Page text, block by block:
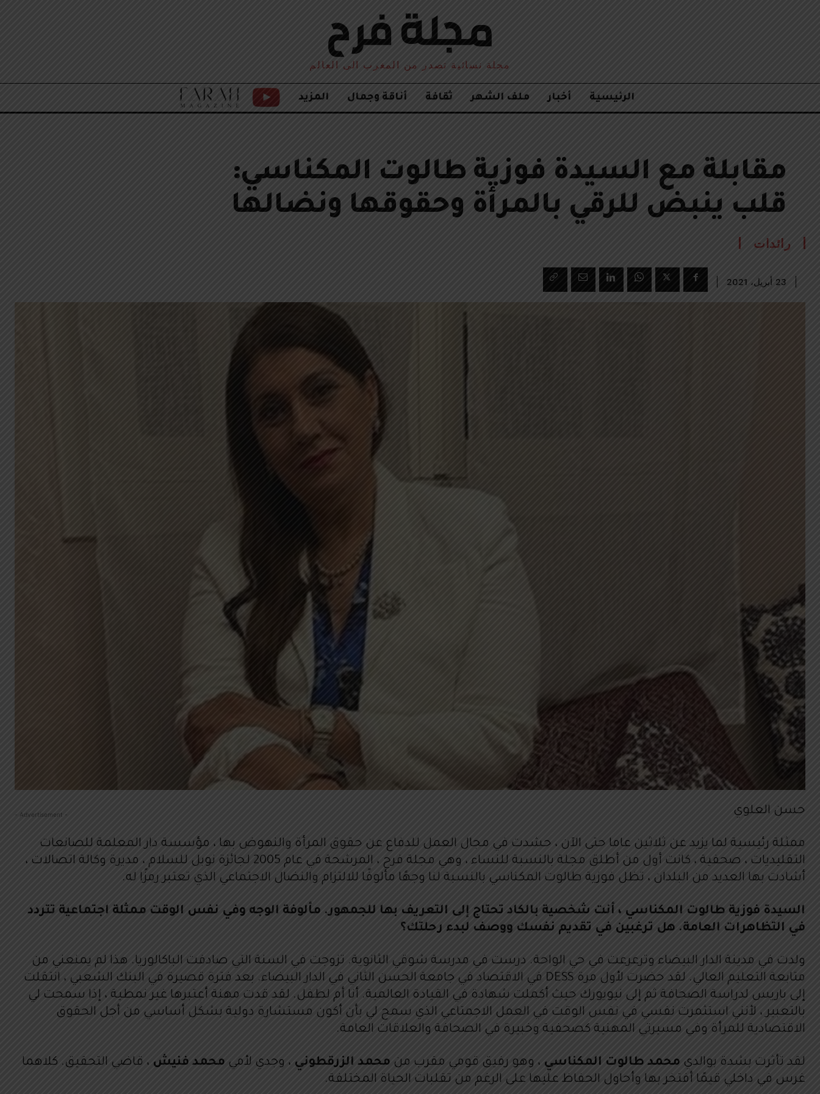
مجلة نسائية تصدر من المغرب الى العالم
الرئيسية أخبار ملف الشهر ثقافة أناقة وجمال المزيد
G
مقابلة مع السيدة فوزية طالوت المكناسي:
قلب ينبض للرقي بالمرأة وحقوقها ونضالها
رائدات
23 أبريل، 2021
- Advertisement - حسن العلوي
ممثلة رئيسية لما يزيد عن ثلاثين عاما حتى الآن ، حشدت في مجال العمل للدفاع عن حقوق المرأة والنهوض بها ، مؤسسة دار المعلمة للصانعات
التقليديات ، صحفية ، كانت أول من أطلق مجلة بالنسبة للنساء ، وهي مجلة فرح ، المرشحة في عام 2005 لجائزة نوبل للسلام ، مديرة وكالة اتصالات ،
أشادت بها العديد من البلدان ، تظل فوزية طالوت المكناسي بالنسبة لنا وجهًا مألوفًا للالتزام والنضال الاجتماعي الذي تعتبر رمزًا له.
السيدة فوزية طالوت المكناسي ، أنت شخصية بالكاد تحتاج إلى التعريف بها للجمهور. مألوفة الوجه وفي نفس الوقت ممثلة اجتماعية تتردد
في التظاهرات العامة. هل ترغبين في تقديم نفسك ووصف لبدء رحلتك؟
ولدت في مدينة الدار البيضاء وترعرعت في حي الواحة. درست في مدرسة شوقي الثانوية. تزوجت في السنة التي صادفت الباكالوريا. هذا لم يمنعني من
متابعة التعليم العالي. لقد حضرت لأول مرة DESS في الاقتصاد في جامعة الحسن الثاني في الدار البيضاء. بعد فترة قصيرة في البنك الشعبي ، انتقلت
إلى باريس لدراسة الصحافة ثم إلى نيويورك حيث أكملت شهادة في القيادة العالمية. أنا أم لطفل. لقد قدت مهنة أعتبرها غير نمطية ، إذا سمحت لي
بالتعبير ، لأنني استثمرت نفسي في نفس الوقت في العمل الاجمتاعي الذي سمح لي بأن أكون مستشارة دولية بشكل أساسي من أجل الحقوق
الاقتصادية للمرأة وفي مسيرتي المهنية كصحفية وخبيرة في الصحافة والعلاقات العامة.
لقد تأثرت بشدة بوالدي محمد طالوت المكناسي ، وهو رفيق قومي مقرب من محمد الزرقطوني ، وجدي لأمي محمد فنيش ، قاضي التحقيق. كلاهما
غرس في داخلي قيمًا أفتخر بها وأحاول الحفاظ عليها على الرغم من تقلبات الحياة المختلفة.